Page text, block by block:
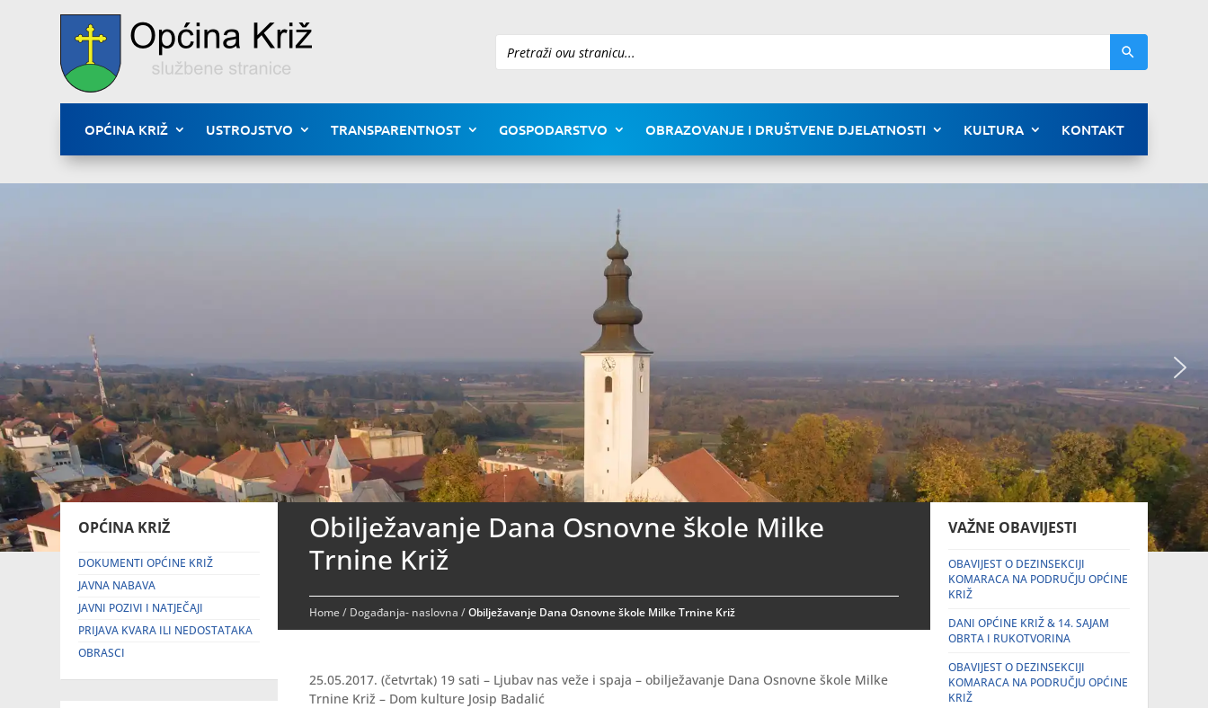
Pretraži
OPĆINA KRIŽ USTROJSTVO TRANSPARENTNOST GOSPODARSTVO OBRAZOVANJE I DRUŠTVENE DJELATNOSTI KULTURA KONTAKT
OPĆINA KRIŽ
DOKUMENTI OPĆINE KRIŽ
JAVNA NABAVA
JAVNI POZIVI I NATJEČAJI
PRIJAVA KVARA ILI NEDOSTATAKA
OBRASCI
Obilježavanje Dana Osnovne škole Milke
Trnine Križ
Home/ Događanja- naslovna /Obilježavanje Dana Osnovne škole Milke Trnine Križ
25.05.2017. (četvrtak) 19 sati – Ljubav nas veže i spaja – obilježavanje Dana Osnovne škole Milke
Trnine Križ – Dom kulture Josip Badalić
VAŽNE OBAVIJESTI
OBAVIJEST O DEZINSEKCIJI
KOMARACA NA PODRUČJU OPĆINE
KRIŽ
DANI OPĆINE KRIŽ & 14. SAJAM
OBRTA I RUKOTVORINA
OBAVIJEST O DEZINSEKCIJI
KOMARACA NA PODRUČJU OPĆINE
KRIŽ